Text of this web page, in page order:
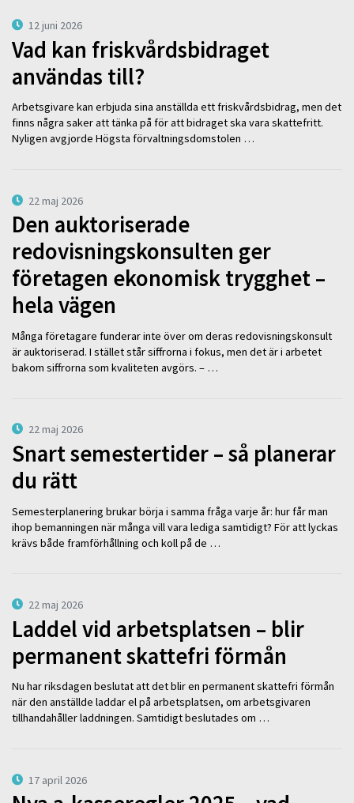
12 juni 2026
Vad kan friskvårdsbidraget
användas till?
Arbetsgivare kan erbjuda sina anställda ett friskvårdsbidrag, men det
finns några saker att tänka på för att bidraget ska vara skattefritt.
Nyligen avgjorde Högsta förvaltningsdomstolen …
22 maj 2026
Den auktoriserade
redovisningskonsulten ger
företagen ekonomisk trygghet –
hela vägen
Många företagare funderar inte över om deras redovisningskonsult
är auktoriserad. I stället står siffrorna i fokus, men det är i arbetet
bakom siffrorna som kvaliteten avgörs. – …
22 maj 2026
Snart semestertider – så planerar
du rätt
Semesterplanering brukar börja i samma fråga varje år: hur får man
ihop bemanningen när många vill vara lediga samtidigt? För att lyckas
krävs både framförhållning och koll på de …
22 maj 2026
Laddel vid arbetsplatsen – blir
permanent skattefri förmån
Nu har riksdagen beslutat att det blir en permanent skattefri förmån
när den anställde laddar el på arbetsplatsen, om arbetsgivaren
tillhandahåller laddningen. Samtidigt beslutades om …
17 april 2026